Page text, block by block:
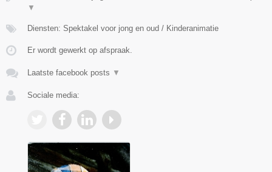
▼
Diensten: Spektakel voor jong en oud / Kinderanimatie
Er wordt gewerkt op afspraak.
Laatste facebook posts ▼
Sociale media: